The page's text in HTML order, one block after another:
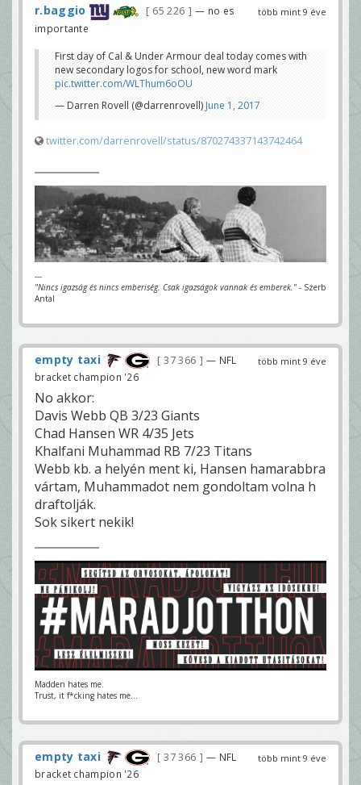
több mint 9 éve
r.baggio 65 226
— no es
importante
First day of Cal & Under Armour deal today comes with
new secondary logos for school, new word mark
pic.twitter.com/WLThum6oOU
— Darren Rovell (@darrenrovell)June 1, 2017
twitter.com/darrenrovell/status/870274337143742464
---
"Nincs igazság és nincs emberiség. Csak igazságok vannak és emberek." - Szerb
Antal
több mint 9 éve
empty taxi 37 366
— NFL
bracket champion '26
No akkor:
Davis Webb QB 3/23 Giants
Chad Hansen WR 4/35 Jets
Khalfani Muhammad RB 7/23 Titans
Webb kb. a helyén ment ki, Hansen hamarabbra
vártam, Muhammadot nem gondoltam volna h
draftolják.
Sok sikert nekik!
Madden hates me.
Trust, it f*cking hates me...
több mint 9 éve
empty taxi 37 366
— NFL
bracket champion '26